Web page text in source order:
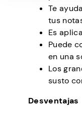
Te
tus
Es
Puede
en una
Los
susto
Desventajas